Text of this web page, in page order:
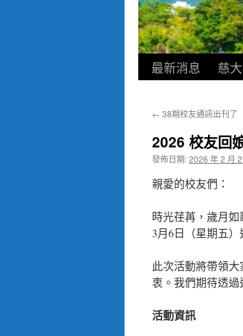
最新消息 慈
← 38期校友通訊出刊了
2026 校友回
發佈日期:2026 年 2 月 2
親愛的校友們：
時光荏苒，歲月
3月6日（星期五
此次活動將帶領
衷。我們期待透
活動資訊